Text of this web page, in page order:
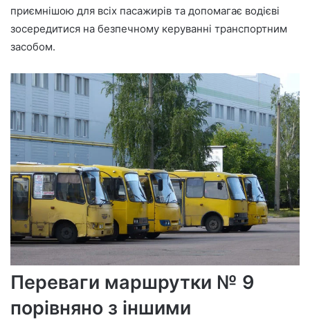
приємнішою для всіх пасажирів та допомагає водієві
зосередитися на безпечному керуванні транспортним
засобом.
Переваги маршрутки № 9
порівняно з іншими